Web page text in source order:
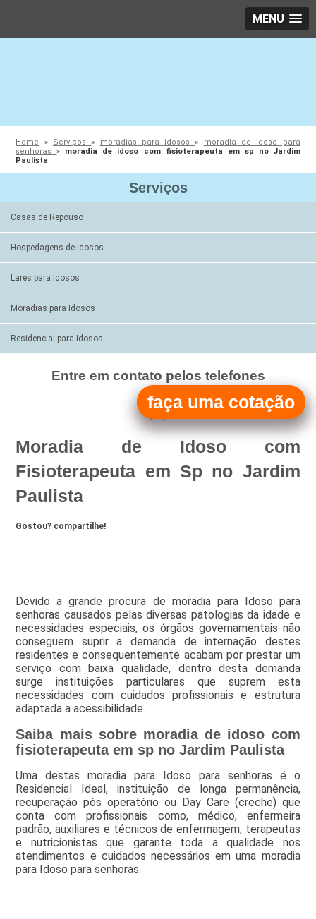
MENU
Home » Serviços» moradias para idosos» moradia de idoso para
senhoras» moradia de idoso com fisioterapeuta em sp no Jardim
Paulista
Serviços
Casas de Repouso
Hospedagens de Idosos
Lares para Idosos
Moradias para Idosos
Residencial para Idosos
Entre em contato pelos telefones
(11)
(11)
Moradia de Idoso com
Fisioterapeuta em Sp no Jardim
Paulista
Gostou? compartilhe!
Devido a grande procura de moradia para Idoso para
senhoras causados pelas diversas patologias da idade e
necessidades especiais, os órgãos governamentais não
conseguem suprir a demanda de internação destes
residentes e consequentemente acabam por prestar um
serviço com baixa qualidade, dentro desta demanda
surge instituições particulares que suprem esta
necessidades com cuidados profissionais e estrutura
adaptada a acessibilidade.
Saiba mais sobre moradia de idoso com
fisioterapeuta em sp no Jardim Paulista
Uma destas moradia para Idoso para senhoras é o
Residencial Ideal, instituição de longa permanência,
recuperação pós operatório ou Day Care (creche) que
conta com profissionais como, médico, enfermeira
padrão, auxiliares e técnicos de enfermagem, terapeutas
e nutricionistas que garante toda a qualidade nos
atendimentos e cuidados necessários em uma moradia
para Idoso para senhoras.
faça uma cotação